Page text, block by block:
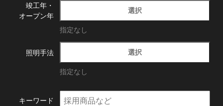
竣工年・
オープン年
選択
指定なし
照明手法 選択
指定なし
キーワード